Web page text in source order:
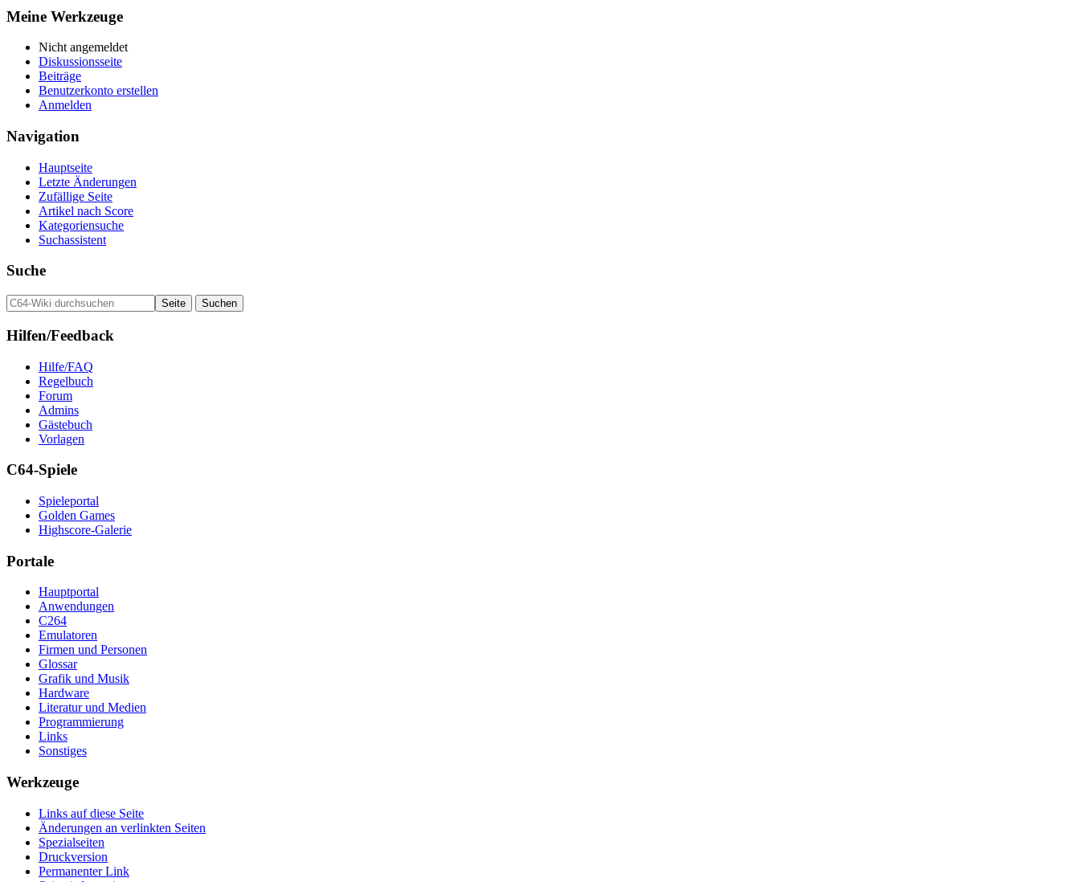
Meine Werkzeuge
Nicht angemeldet
Diskussionsseite
Beiträge
Benutzerkonto erstellen
Anmelden
Navigation
Hauptseite
Letzte Änderungen
Zufällige Seite
Artikel nach Score
Kategoriensuche
Suchassistent
Suche
Hilfen/Feedback
Hilfe/FAQ
Regelbuch
Forum
Admins
Gästebuch
Vorlagen
C64-Spiele
Spieleportal
Golden Games
Highscore-Galerie
Portale
Hauptportal
Anwendungen
C264
Emulatoren
Firmen und Personen
Glossar
Grafik und Musik
Hardware
Literatur und Medien
Programmierung
Links
Sonstiges
Werkzeuge
Links auf diese Seite
Änderungen an verlinkten Seiten
Spezialseiten
Druckversion
Permanenter Link